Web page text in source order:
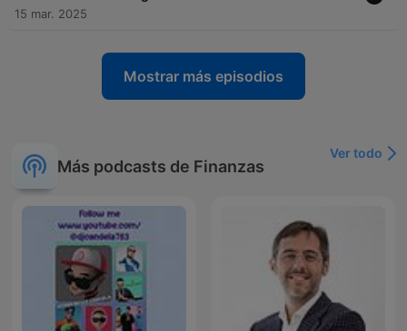
15 mar. 2025
Mostrar más episodios
Más podcasts de Finanzas
Ver todo